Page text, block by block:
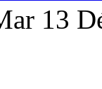
13